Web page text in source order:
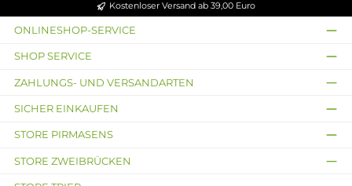
Nikotinaufnahme zu erreichen.
Lieferumfang
Einordnung nach CLP-Verordnung
H301: Giftig bei Verschlucken. Enthält
Ethylmaltol; 2-Isopropyl-N,2,3-trimethyl-